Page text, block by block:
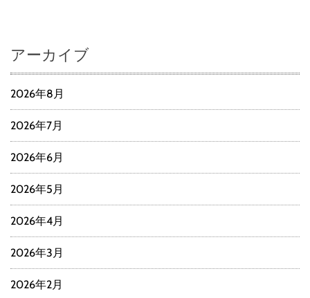
アーカイブ
2026年8月
2026年7月
2026年6月
2026年5月
2026年4月
2026年3月
2026年2月